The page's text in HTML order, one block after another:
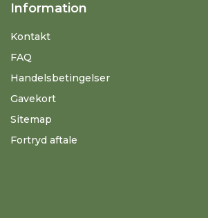
Information
Kontakt
FAQ
Handelsbetingelser
Gavekort
Sitemap
Fortryd aftale